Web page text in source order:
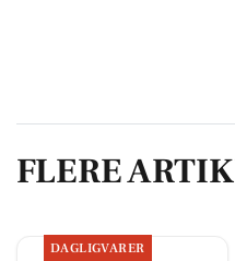
FLERE
DAGLIGVARER